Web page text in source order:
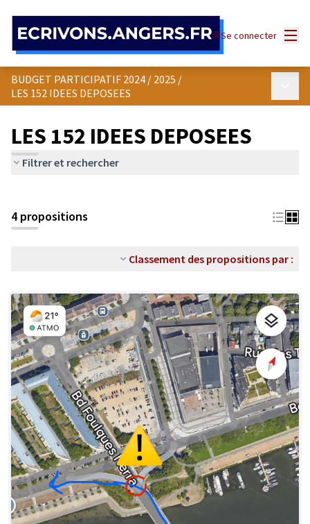
Se connecter
BUDGET PARTICIPATIF 2024 / 2025 /
LES 152 IDEES DEPOSEES
LES 152 IDEES DEPOSEES
Filtrer et rechercher
4 propositions
Classement des propositions par :